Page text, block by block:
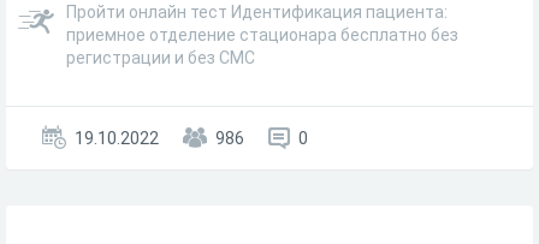
Пройти онлайн тест Идентификация пациента:
приемное отделение стационара бесплатно без
регистрации и без СМС
19.10.2022 986 0